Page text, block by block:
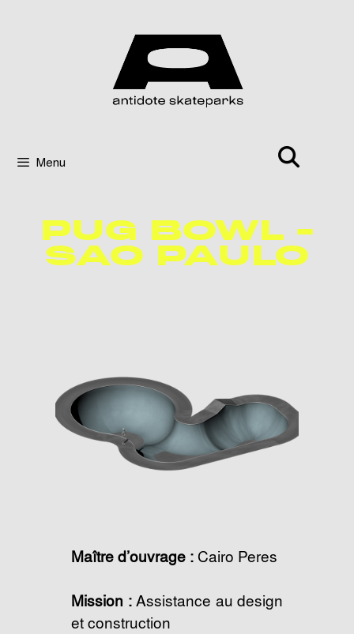
Menu
PUG BOWL -
SAO PAULO
Maître d’ouvrage : Cairo Peres
Mission :Assistance au design
et construction